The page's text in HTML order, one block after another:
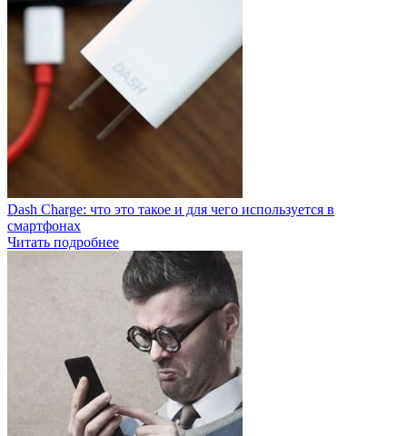
Dash Charge: что это такое и для чего используется в
смартфонах
Читать подробнее